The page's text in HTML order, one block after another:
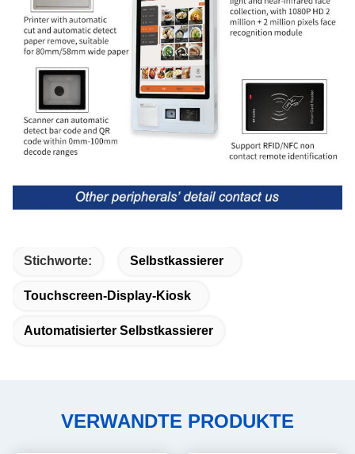
Stichworte: Selbstkassierer
Touchscreen-Display-Kiosk
Automatisierter Selbstkassierer
VERWANDTE PRODUKTE